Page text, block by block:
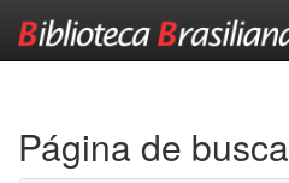
Página de busca